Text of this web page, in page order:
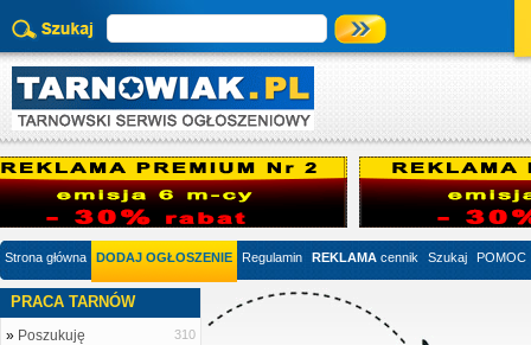
Strona główna DODAJ OGŁOSZENIE Regulamin REKLAMA cennik Szukaj POMOC
PRACA TARNÓW
» Poszukuję 310